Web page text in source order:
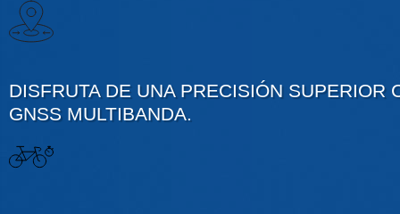
DISFRUTA DE UNA PRECISIÓN SUPERIOR
GNSS MULTIBANDA.